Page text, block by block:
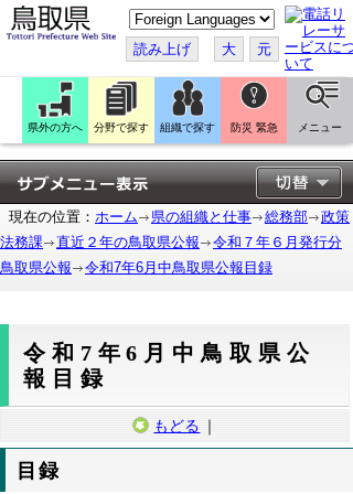
こ
の
ペ
ー
ジ
翻
訳
す
る
読み上げ 大 元
県外の方へ 分野で探す 組織で探す 防災 緊急 メニュー
現在の位置： ホーム 県の組織と仕事 総務部
政策
法務課
直近２年の鳥取県公報
令和７年６月発行分
鳥取県公報
令和7年6月中鳥取県公報目録
令和7年6月中鳥取県公
報目録
もどる ｜
目録